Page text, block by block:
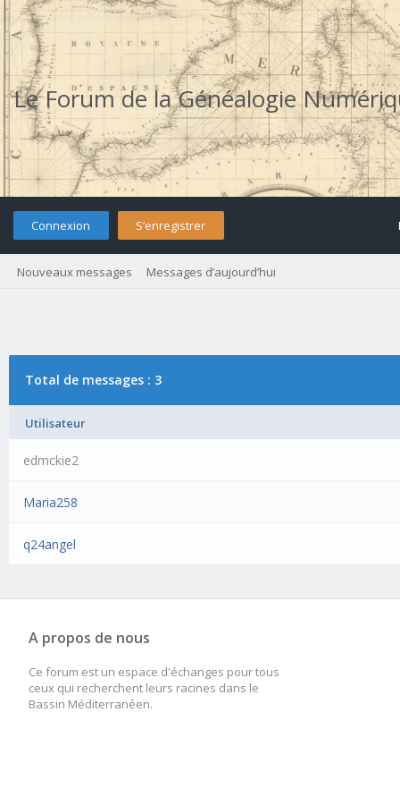
Le Forum de la Généalogie
Connexion S’enregistrer
Nouveaux messages Messages d’aujourd’hui
Total de messages : 3
Utilisateur
edmckie2
Maria258
q24angel
A propos de nous
Ce forum est un espace d'échanges pour tous
ceux qui recherchent leurs racines dans le
Bassin Méditerranéen.